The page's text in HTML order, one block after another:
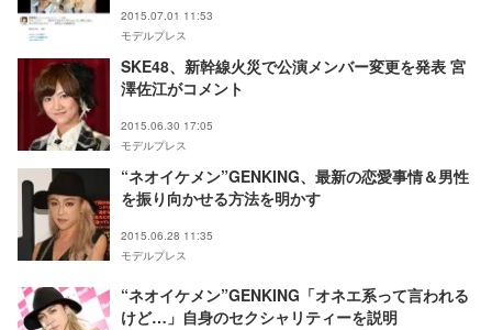
2015.07.01 11:53
モデルプレス
SKE48、新幹線火災で公演メンバー変更を発表 宮
澤佐江がコメント
2015.06.30 17:05
モデルプレス
“ネオイケメン”GENKING、最新の恋愛事情＆男性
を振り向かせる方法を明かす
2015.06.28 11:35
モデルプレス
“ネオイケメン”GENKING「オネエ系って言われる
けど…」自身のセクシャリティーを説明